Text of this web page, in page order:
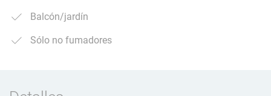
Balcón/jardín
Sólo no fumadores